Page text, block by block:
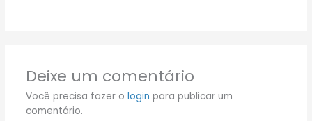
Deixe um comentário
Você precisa fazer o login para publicar um
comentário.